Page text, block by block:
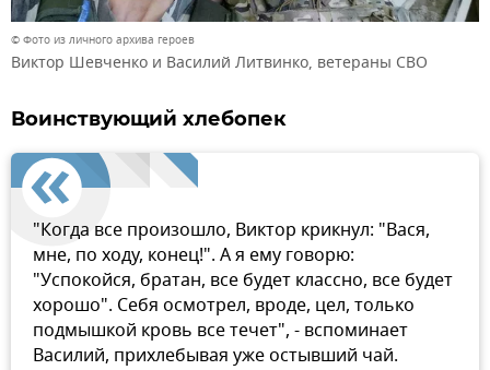
© Фото из личного архива героев
Виктор Шевченко и Василий Литвинко, ветераны СВО
Воинствующий хлебопек
"Когда все произошло, Виктор крикнул: "Вася,
мне, по ходу, конец!". А я ему говорю:
"Успокойся, братан, все будет классно, все будет
хорошо". Себя осмотрел, вроде, цел, только
подмышкой кровь все течет", - вспоминает
Василий, прихлебывая уже остывший чай.